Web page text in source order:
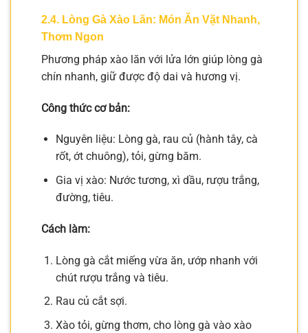
2.4. Lòng Gà Xào Lăn: Món Ăn Vặt Nhanh,
Thơm Ngon
Phương pháp xào lăn với lửa lớn giúp lòng gà
chín nhanh, giữ được độ dai và hương vị.
Công thức cơ bản:
Nguyên liệu: Lòng gà, rau củ (hành tây, cà
rốt, ớt chuông), tỏi, gừng băm.
Gia vị xào: Nước tương, xì dầu, rượu trắng,
đường, tiêu.
Cách làm:
Lòng gà cắt miếng vừa ăn, ướp nhanh với
chút rượu trắng và tiêu.
Rau củ cắt sợi.
Xào tỏi, gừng thơm, cho lòng gà vào xào